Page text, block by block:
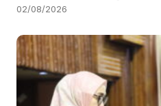
02/08/2026